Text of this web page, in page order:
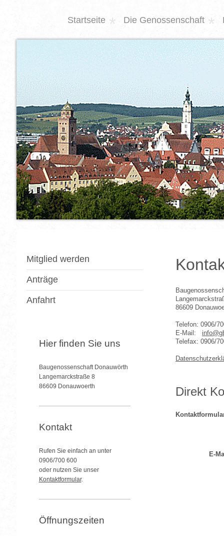
Startseite Die Genossenschaft
86609
Telefon: 0906/
E-Mail:
Telefax: 0906/
Direkt
E-
Mitglied werden
Anträge
Anfahrt
Hier finden Sie uns
Baugenossenschaft Donauwörth
Langemarckstraße 8
86609 Donauwoerth
Kontakt
Rufen Sie einfach an unter
0906/700 600
oder nutzen Sie unser
Kontaktformular.
Öffnungszeiten